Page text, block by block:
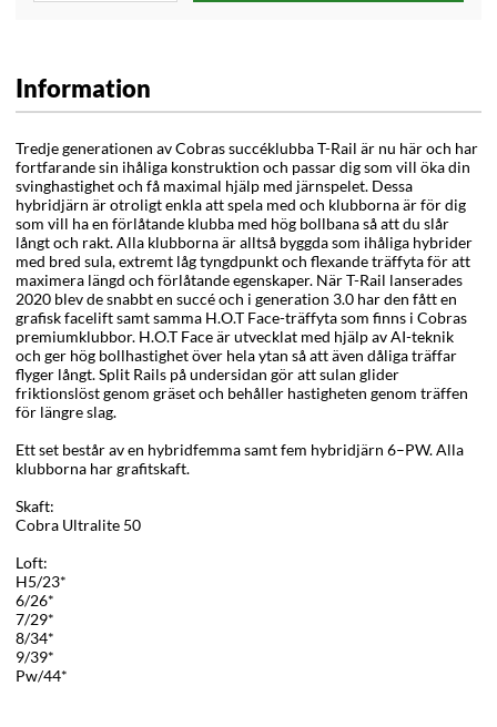
Information
Tredje generationen av Cobras succéklubba T-Rail är nu här och har
fortfarande sin ihåliga konstruktion och passar dig som vill öka din
svinghastighet och få maximal hjälp med järnspelet. Dessa
hybridjärn är otroligt enkla att spela med och klubborna är för dig
som vill ha en förlåtande klubba med hög bollbana så att du slår
långt och rakt. Alla klubborna är alltså byggda som ihåliga hybrider
med bred sula, extremt låg tyngdpunkt och flexande träffyta för att
maximera längd och förlåtande egenskaper. När T-Rail lanserades
2020 blev de snabbt en succé och i generation 3.0 har den fått en
grafisk facelift samt samma H.O.T Face-träffyta som finns i Cobras
premiumklubbor. H.O.T Face är utvecklat med hjälp av AI-teknik
och ger hög bollhastighet över hela ytan så att även dåliga träffar
flyger långt. Split Rails på undersidan gör att sulan glider
friktionslöst genom gräset och behåller hastigheten genom träffen
för längre slag.
Ett set består av en hybridfemma samt fem hybridjärn 6–PW. Alla
klubborna har grafitskaft.
Skaft:
Cobra Ultralite 50
Loft:
H5/23*
6/26*
7/29*
8/34*
9/39*
Pw/44*